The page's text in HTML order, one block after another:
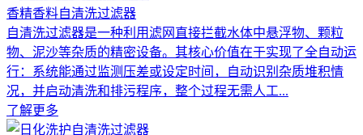
香精香料自清洗过滤器
自清洗过滤器是一种利用滤网直接拦截水体中悬浮物、颗粒
物、泥沙等杂质的精密设备。其核心价值在于实现了全自动运
行：系统能通过监测压差或设定时间，自动识别杂质堆积情
况，并启动清洗和排污程序，整个过程无需人工...
了解更多